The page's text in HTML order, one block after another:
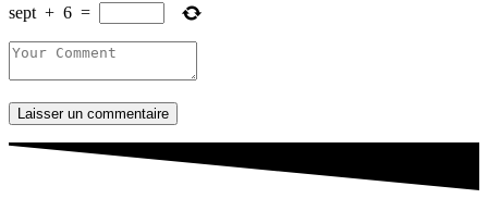
sept + 6 =
Laisser un commentaire